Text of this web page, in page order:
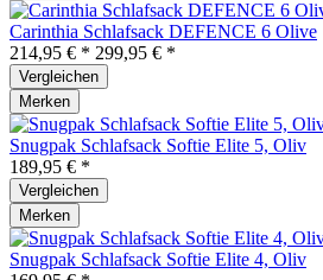
Carinthia Schlafsack DEFENCE 6 Olive
214,95 € * 299,95 € *
Vergleichen
Merken
Snugpak Schlafsack Softie Elite 5, Oliv
189,95 € *
Vergleichen
Merken
Snugpak Schlafsack Softie Elite 4, Oliv